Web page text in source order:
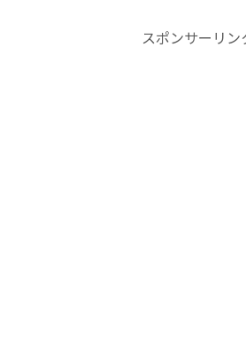
スポンサーリン